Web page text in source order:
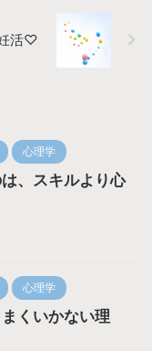
活♡
心理学
、スキルより心
心理学
くいかない理